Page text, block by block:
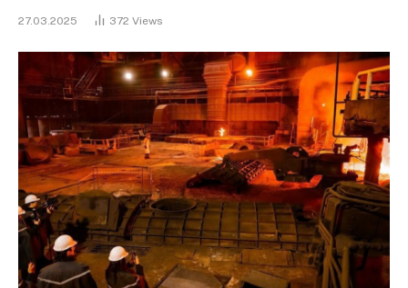
27.03.2025 372 Views